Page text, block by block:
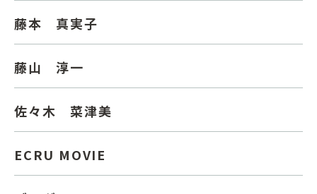
藤本 真実子
藤山 淳一
佐々木 菜津美
ECRU MOVIE